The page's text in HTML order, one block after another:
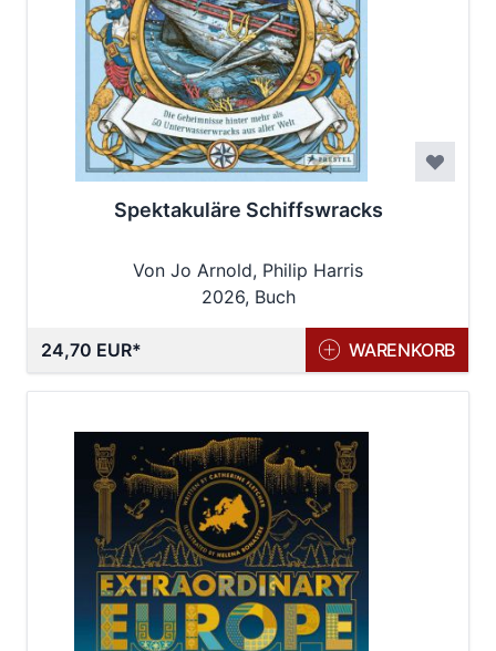
Spektakuläre Schiffswracks
Von Jo Arnold, Philip Harris
2026, Buch
24,70 EUR WARENKORB